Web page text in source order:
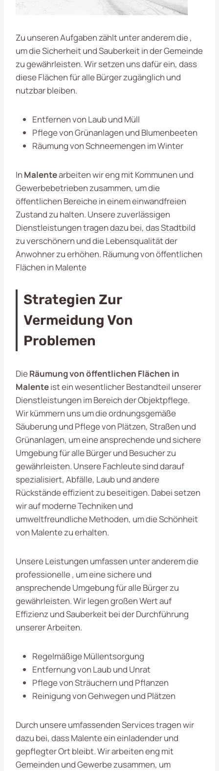
Zu unseren Aufgaben zählt unter anderem die ,
um die Sicherheit und Sauberkeit in der Gemeinde
zu gewährleisten. Wir setzen uns dafür ein, dass
diese Flächen für alle Bürger zugänglich und
nutzbar bleiben.
Entfernen von Laub und Müll
Pflege von Grünanlagen und Blumenbeeten
Räumung von Schneemengen im Winter
In Malentearbeiten wir eng mit Kommunen und
Gewerbebetrieben zusammen, um die
öffentlichen Bereiche in einem einwandfreien
Zustand zu halten. Unsere zuverlässigen
Dienstleistungen tragen dazu bei, das Stadtbild
zu verschönern und die Lebensqualität der
Anwohner zu erhöhen. Räumung von öffentlichen
Flächen in Malente
Strategien Zur
Vermeidung Von
Problemen
DieRäumung von öffentlichen Flächen in
Malenteist ein wesentlicher Bestandteil unserer
Dienstleistungen im Bereich der Objektpflege.
Wir kümmern uns um die ordnungsgemäße
Säuberung und Pflege von Plätzen, Straßen und
Grünanlagen, um eine ansprechende und sichere
Umgebung für alle Bürger und Besucher zu
gewährleisten. Unsere Fachleute sind darauf
spezialisiert, Abfälle, Laub und andere
Rückstände effizient zu beseitigen. Dabei setzen
wir auf moderne Techniken und
umweltfreundliche Methoden, um die Schönheit
von Malente zu erhalten.
Unsere Leistungen umfassen unter anderem die
professionelle , um eine sichere und
ansprechende Umgebung für alle Bürger zu
gewährleisten. Wir legen großen Wert auf
Effizienz und Sauberkeit bei der Durchführung
unserer Arbeiten.
Regelmäßige Müllentsorgung
Entfernung von Laub und Unrat
Pflege von Sträuchern und Pflanzen
Reinigung von Gehwegen und Plätzen
Durch unsere umfassenden Services tragen wir
dazu bei, dass Malente ein einladender und
gepflegter Ort bleibt. Wir arbeiten eng mit
Gemeinden und Gewerbe zusammen, um